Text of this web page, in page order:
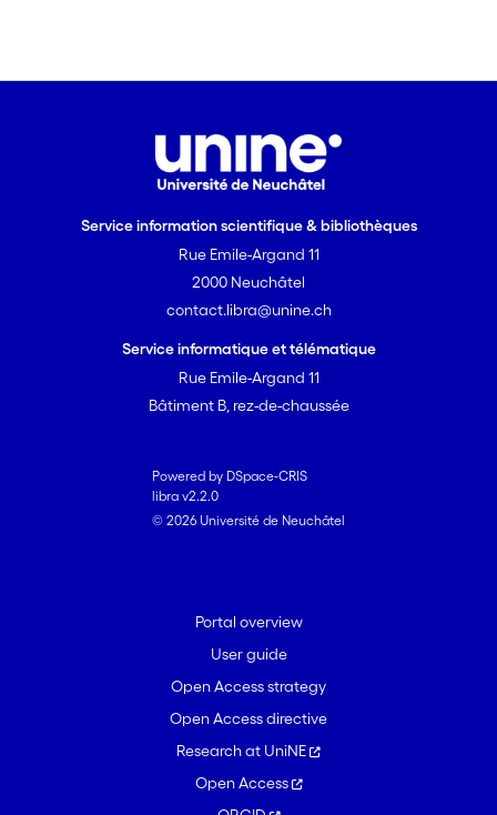
Service information scientifique & bibliothèques
Rue Emile-Argand 11
2000 Neuchâtel
contact.libra@unine.ch
Service informatique et télématique
Rue Emile-Argand 11
Bâtiment B, rez-de-chaussée
Powered by DSpace-CRIS
libra v2.2.0
© 2026 Université de Neuchâtel
Portal overview
User guide
Open Access strategy
Open Access directive
Research at UniNE
Open Access